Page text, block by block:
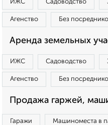
ИЖС Садоводство
Агенство Без
Аренда земельных
ИЖС Садоводство
Агенство Без
Продажа гаржей,
Гаражи Машиноместа в